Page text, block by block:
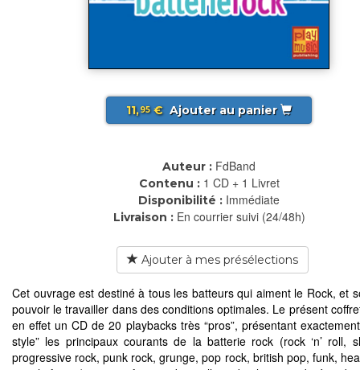
11,95€ Ajouter au panier
Auteur : FdBand
Contenu : 1 CD + 1 Livret
Disponibilité : Immédiate
Livraison : En courrier suivi (24/48h)
Ajouter à mes présélections
Cet ouvrage est destiné à tous les batteurs qui aiment le Rock, et
pouvoir le travailler dans des conditions optimales. Le présent
en effet un CD de 20 playbacks très “pros”, présentant
style” les principaux courants de la batterie rock (rock ‘n’ roll,
progressive rock, punk rock, grunge, pop rock, british pop, funk,